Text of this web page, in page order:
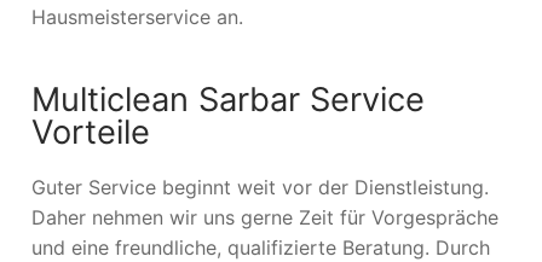
Hausmeisterservice an.
Multiclean Sarbar Service
Vorteile
Guter Service beginnt weit vor der Dienstleistung.
Daher nehmen wir uns gerne Zeit für Vorgespräche
und eine freundliche, qualifizierte Beratung. Durch